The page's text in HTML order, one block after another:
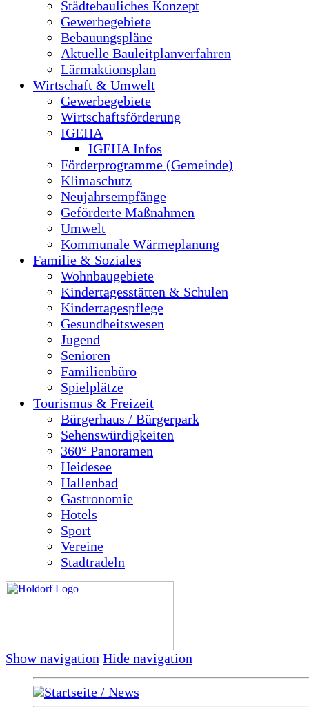
Städtebauliches Konzept
Gewerbegebiete
Bebauungspläne
Aktuelle Bauleitplanverfahren
Lärmaktionsplan
Wirtschaft & Umwelt
Gewerbegebiete
Wirtschaftsförderung
IGEHA
IGEHA Infos
Förderprogramme (Gemeinde)
Klimaschutz
Neujahrsempfänge
Geförderte Maßnahmen
Umwelt
Kommunale Wärmeplanung
Familie & Soziales
Wohnbaugebiete
Kindertagesstätten & Schulen
Kindertagespflege
Gesundheitswesen
Jugend
Senioren
Familienbüro
Spielplätze
Tourismus & Freizeit
Bürgerhaus / Bürgerpark
Sehenswürdigkeiten
360° Panoramen
Heidesee
Hallenbad
Gastronomie
Hotels
Sport
Vereine
Stadtradeln
Show navigation Hide navigation
Startseite / News